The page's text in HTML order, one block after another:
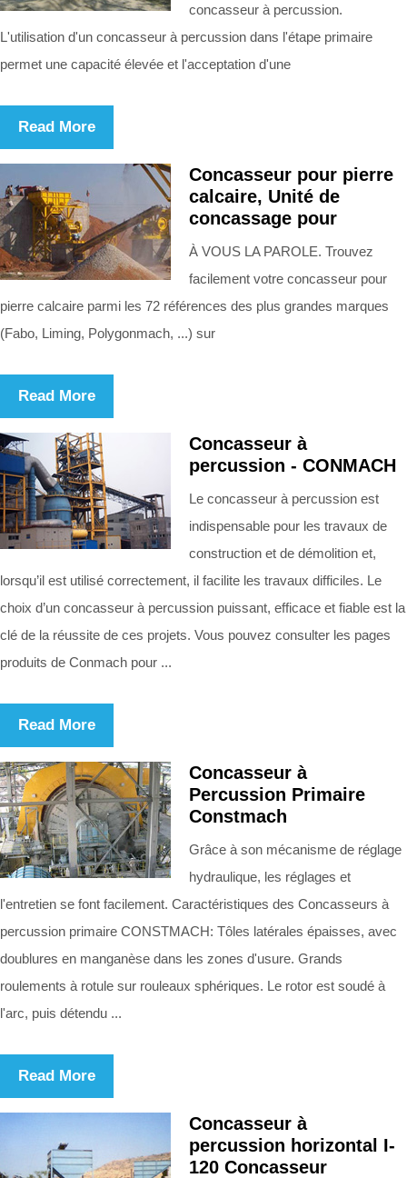
concasseur à percussion.
L'utilisation d'un concasseur à percussion dans l'étape primaire
permet une capacité élevée et l'acceptation d'une
Read More
Concasseur pour pierre
calcaire, Unité de
concassage pour
À VOUS LA PAROLE. Trouvez
facilement votre concasseur pour
pierre calcaire parmi les 72 références des plus grandes marques
(Fabo, Liming, Polygonmach, ...) sur
Read More
Concasseur à
percussion - CONMACH
Le concasseur à percussion est
indispensable pour les travaux de
construction et de démolition et,
lorsqu’il est utilisé correctement, il facilite les travaux difficiles. Le
choix d’un concasseur à percussion puissant, efficace et fiable est la
clé de la réussite de ces projets. Vous pouvez consulter les pages
produits de Conmach pour ...
Read More
Concasseur à
Percussion Primaire
Constmach
Grâce à son mécanisme de réglage
hydraulique, les réglages et
l'entretien se font facilement. Caractéristiques des Concasseurs à
percussion primaire CONSTMACH: Tôles latérales épaisses, avec
doublures en manganèse dans les zones d'usure. Grands
roulements à rotule sur rouleaux sphériques. Le rotor est soudé à
l'arc, puis détendu ...
Read More
Concasseur à
percussion horizontal I-
120 Concasseur